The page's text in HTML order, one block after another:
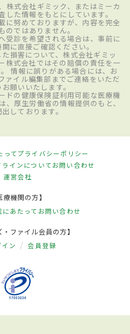
株式会社ギミック、またはミーカ
した情報をもとにしています。
に努めておりますが、内容を完全
のではありません。
受診を希望される場合は、事前に
に直接ご確認ください。
損害について、株式会社ギミッ
株式会社ではその賠償の責任を一
情報に誤りがある場合には、お
ァイル編集部までご連絡をいただ
願いいたします。
ドの健康保険証利用可能な医療機
、厚生労働省の情報提供のもと、
しております。
ってプライバシーポリシー
インについてお問い合わせ
運営会社
療機関の方】
あたって お問い合わせ
・ファイル会員の方】
イン 会員登録